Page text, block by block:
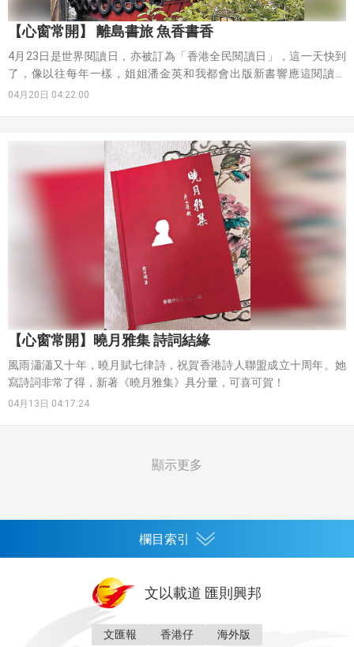
【心窗常開】 離島書旅 魚香書香
4月23日是世界閱讀日，亦被訂為「香港全民閱讀日」，這一天快到
了，像以往每年一樣，姐姐潘金英和我都會出版新書響應這閱讀盛
會，然後亦受邀到不同學校分享我們閱讀的愉悅和經驗。
04月20日 04:22:00
【心窗常開】曉月雅集 詩詞結緣
風雨瀟瀟又十年，曉月賦七律詩，祝賀香港詩人聯盟成立十周年。她
寫詩詞非常了得，新著《曉月雅集》具分量，可喜可賀！
04月13日 04:17:24
顯示更多
欄目索引
灣區生活 灣區企業 灣區文化
文以載道 匯則興邦
文匯報 香港仔 海外版